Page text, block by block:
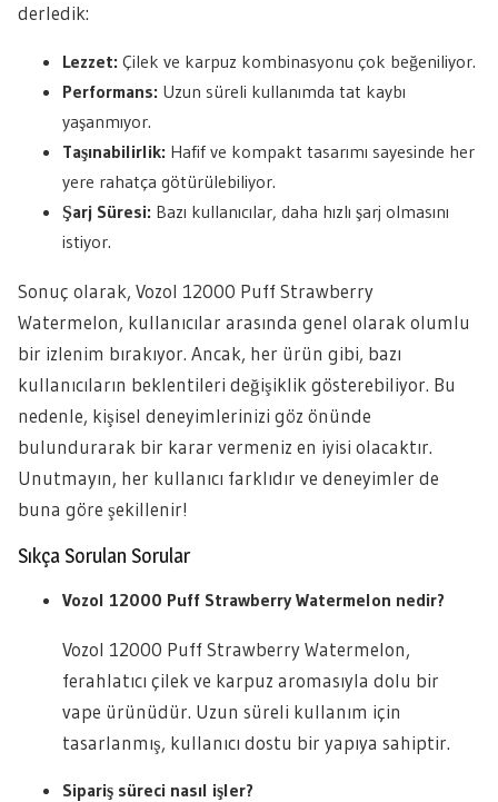
derledik:
Lezzet: Çilek ve karpuz kombinasyonu çok beğeniliyor.
Performans: Uzun süreli kullanımda tat kaybı
yaşanmıyor.
Taşınabilirlik: Hafif ve kompakt tasarımı sayesinde her
yere rahatça götürülebiliyor.
Şarj Süresi: Bazı kullanıcılar, daha hızlı şarj olmasını
istiyor.
Sonuç olarak, Vozol 12000 Puff Strawberry
Watermelon, kullanıcılar arasında genel olarak olumlu
bir izlenim bırakıyor. Ancak, her ürün gibi, bazı
kullanıcıların beklentileri değişiklik gösterebiliyor. Bu
nedenle, kişisel deneyimlerinizi göz önünde
bulundurarak bir karar vermeniz en iyisi olacaktır.
Unutmayın, her kullanıcı farklıdır ve deneyimler de
buna göre şekillenir!
Sıkça Sorulan Sorular
Vozol 12000 Puff Strawberry Watermelon nedir?
Vozol 12000 Puff Strawberry Watermelon,
ferahlatıcı çilek ve karpuz aromasıyla dolu bir
vape ürünüdür. Uzun süreli kullanım için
tasarlanmış, kullanıcı dostu bir yapıya sahiptir.
Sipariş süreci nasıl işler?